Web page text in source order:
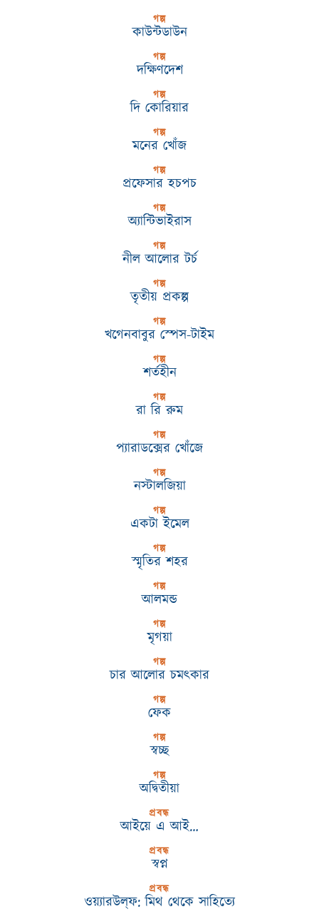
গল্প
কাউন্টডাউন
গল্প
দক্ষিণদেশ
গল্প
দি কোরিয়ার
গল্প
মনের খোঁজ
গল্প
প্রফেসার হচপচ
গল্প
অ্যান্টিভাইরাস
গল্প
নীল আলোর টর্চ
গল্প
তৃতীয় প্রকল্প
গল্প
খগেনবাবুর স্পেস-টাইম
গল্প
শর্তহীন
গল্প
রা রি রুম
গল্প
প্যারাডক্সের খোঁজে
গল্প
নস্টালজিয়া
গল্প
একটা ইমেল
গল্প
স্মৃতির শহর
গল্প
আলমন্ড
গল্প
মৃগয়া
গল্প
চার আলোর চমৎকার
গল্প
ফেক
গল্প
স্বচ্ছ
গল্প
অদ্বিতীয়া
প্রবন্ধ
আইয়ে এ আই…
প্রবন্ধ
স্বপ্ন
প্রবন্ধ
ওয়্যারউল্‌ফ: মিথ থেকে সাহিত্যে